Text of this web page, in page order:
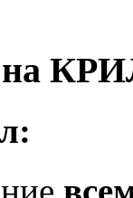
на